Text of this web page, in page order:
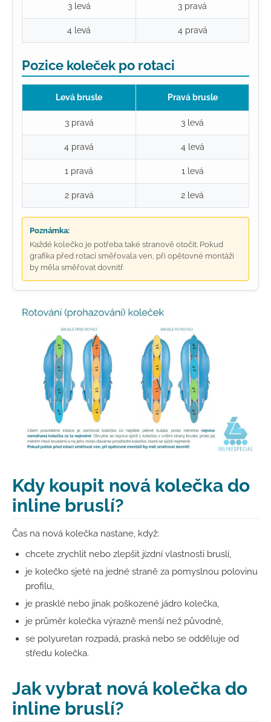
3 levá 3 pravá
4 levá 4 pravá
Pozice koleček po rotaci
Levá brusle Pravá brusle
3 pravá 3 levá
4 pravá 4 levá
1 pravá 1 levá
2 pravá 2 levá
Poznámka:
Každé kolečko je potřeba také stranově otočit. Pokud
grafika před rotací směřovala ven, při opětovné montáži
by měla směřovat dovnitř.
Kdy koupit nová kolečka do
inline bruslí?
Čas na nová kolečka nastane, když:
chcete zrychlit nebo zlepšit jízdní vlastnosti bruslí,
je kolečko sjeté na jedné straně za pomyslnou polovinu
profilu,
je prasklé nebo jinak poškozené jádro kolečka,
je průměr kolečka výrazně menší než původně,
se polyuretan rozpadá, praská nebo se odděluje od
středu kolečka.
Jak vybrat nová kolečka do
inline bruslí?